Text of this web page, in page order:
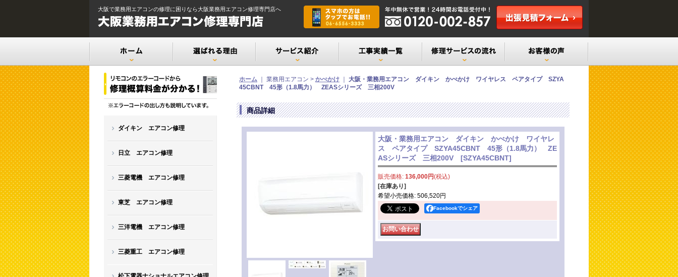
大阪で業務用エアコンの修理に困りなら大阪業務用エアコン修理専門店へ
ダイキン エアコン修理
日立 エアコン修理
三菱電機 エアコン修理
東芝 エアコン修理
三洋電機 エアコン修理
三菱重工 エアコン修理
ホーム ｜ 業務用エアコン > かべかけ
大阪・業務用エアコン ダイキン かべかけ ワイヤレス ペアタイプ SZYA
45CBNT 45形（1.8馬力） ZEASシリーズ 三相200V
商品詳細
大阪・業務用エアコン ダイキン かべかけ ワイヤレ
ス ペアタイプ SZYA45CBNT 45形（1.8馬力） ZE
ASシリーズ 三相200V [SZYA45CBNT]
販売価格: 136,000円(税込)
[在庫あり]
希望小売価格: 506,520円
Facebookでシェア